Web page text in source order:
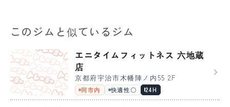
このジムと似ているジム
エニタイムフィットネス 六地蔵
店
京都府宇治市木幡陣ノ内55 2F
同市内 快適性〇 24H